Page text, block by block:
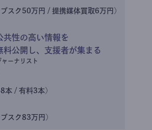
スク50万円 / 提携媒体買取6万円)
共性の高い情報を
料公開し、支援者が集まる
ャーナリスト
本 / 有料3本)
スク83万円)